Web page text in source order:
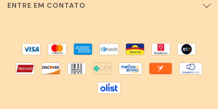
ENTRE EM CONTATO